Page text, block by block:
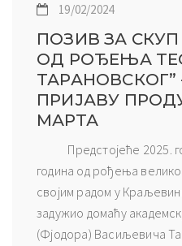
19/02/2024
ПОЗИВ ЗА СКУП
ОД РОЂЕЊА
ТАРАНОВСКОГ”
ПРИЈАВУ
МАРТА
Предстојеће 2025.
година од рођења
својим радом у
задужио домаћу
(Фјодора) Васиљевича